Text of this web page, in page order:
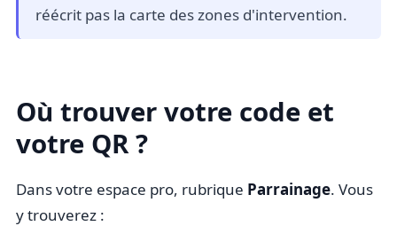
réécrit pas la carte des zones d'intervention.
Où trouver votre code et
votre QR ?
Dans votre espace pro, rubrique Parrainage. Vous
y trouverez :